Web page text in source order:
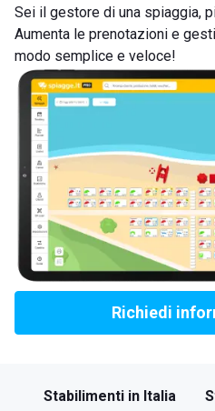
Sei il gestore di una spiaggia,
Aumenta le prenotazioni e
modo semplice e veloce!
Richiedi
Stabilimenti in Italia